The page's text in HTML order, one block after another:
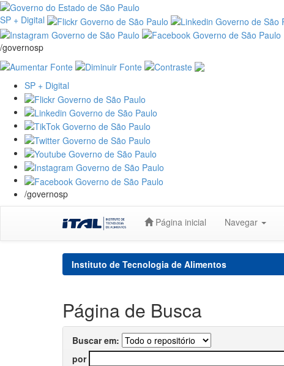
SP + Digital
/governosp
SP + Digital
/governosp
Página inicial Navegar
Instituto de Tecnologia de Alimentos
Página de Busca
Buscar em:
por